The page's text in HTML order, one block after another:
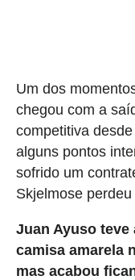
Um dos
chegou com a
competitiva
alguns pontos
sofrido um
Skjelmose
Juan Ayuso
camisa amarela
mas acabou